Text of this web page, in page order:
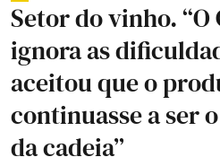
Setor do vinho. “O
ignora as
aceitou que o
continuasse a ser
da cadeia”